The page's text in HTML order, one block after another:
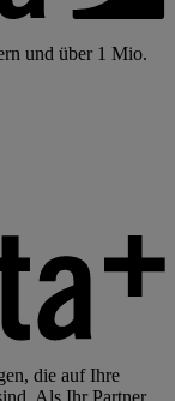
und über 1 Mio.
die auf Ihre
Als Ihr Partner